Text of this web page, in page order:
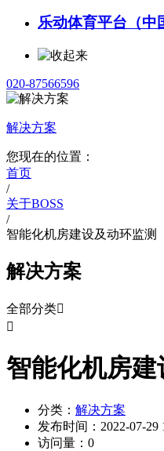
乐动体育平台（中
020-87566596
解决方案
您现在的位置：
首页
/
关于BOSS
/
智能化机房建设及动环监测
解决方案
全部分类

智能化机房建
分类： 解决方案
发布时间： 2022-07-29
访问量： 0